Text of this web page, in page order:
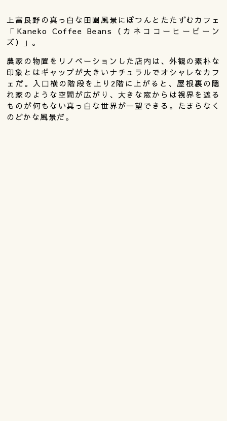
上富良野の真っ白な田園風景にぽつんとたたずむカフェ
「Kaneko Coffee Beans（カネココーヒービーン
ズ）」。
農家の物置をリノベーションした店内は、外観の素朴な
印象とはギャップが大きいナチュラルでオシャレなカフ
ェだ。入口横の階段を上り2階に上がると、屋根裏の隠
れ家のような空間が広がり、大きな窓からは視界を遮る
ものが何もない真っ白な世界が一望できる。たまらなく
のどかな風景だ。